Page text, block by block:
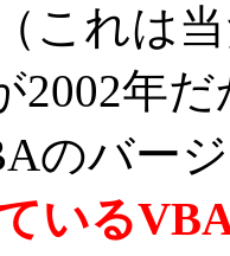
これは
2002年
のバー
いる